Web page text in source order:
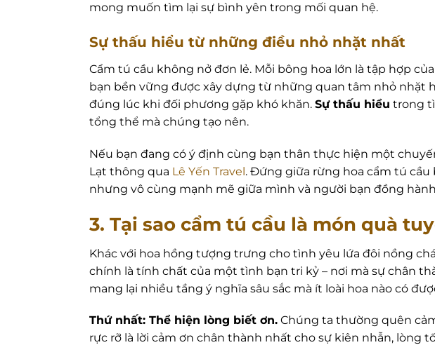
mong muốn tìm lại sự bình yên trong mối quan hệ.
Sự thấu hiểu từ những điều nhỏ nhặt nhất
Cẩm tú cầu không nở đơn lẻ. Mỗi bông hoa lớn là tập hợp
bạn bền vững được xây dựng từ những quan tâm nhỏ nhặt
đúng lúc khi đối phương gặp khó khăn. Sự thấu hiểu trong
tổng thể mà chúng tạo nên.
Nếu bạn đang có ý định cùng bạn thân thực hiện một
Lạt thông qua Lê Yến Travel. Đứng giữa rừng hoa cẩm tú cầu
nhưng vô cùng mạnh mẽ giữa mình và người bạn đồng
3. Tại sao cẩm tú cầu là món quà
Khác với hoa hồng tượng trưng cho tình yêu lứa đôi nồng
chính là tính chất của một tình bạn tri kỷ – nơi mà sự chân
mang lại nhiều tầng ý nghĩa sâu sắc mà ít loài hoa nào có
Thứ nhất: Thể hiện lòng biết ơn. Chúng ta thường quên
rực rỡ là lời cảm ơn chân thành nhất cho sự kiên nhẫn, lòng